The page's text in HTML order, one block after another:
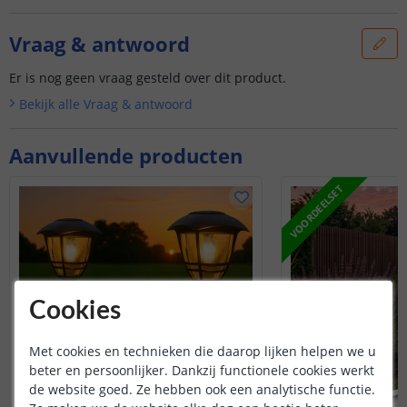
Aanvullende producten
VOORDEELSET
Vraag & antwoord
Er is nog geen vraag gesteld over dit product.
Bekijk alle Vraag & antwoord
Cookies
Met cookies en technieken die daarop lijken helpen we u
beter en persoonlijker. Dankzij functionele cookies werkt
de website goed. Ze hebben ook een analytische functie.